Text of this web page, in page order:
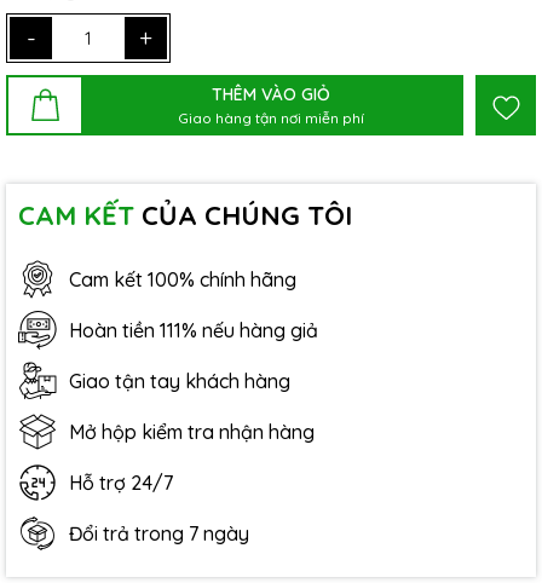
- +
THÊM VÀO GIỎ
Giao hàng tận nơi miễn phí
CAM KẾT CỦA CHÚNG TÔI
Cam kết 100% chính hãng
Hoàn tiền 111% nếu hàng giả
Giao tận tay khách hàng
Mở hộp kiểm tra nhận hàng
Hỗ trợ 24/7
Đổi trả trong 7 ngày